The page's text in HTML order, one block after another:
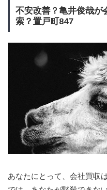
不安改善？亀井俊哉が
索？置戸町847
あなたにとって、会社買収